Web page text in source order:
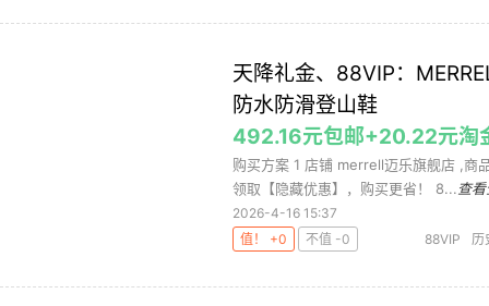
天降礼金、88VIP：
防水防滑登山鞋
492.16元包邮+20.22元淘
购买方案 1 店铺 merrell迈乐旗舰店 ,商
领取【隐藏优惠】，购买更省！ 8... 查
2026-4-16 15:37
值！ +0
不值 -0 88VIP 历